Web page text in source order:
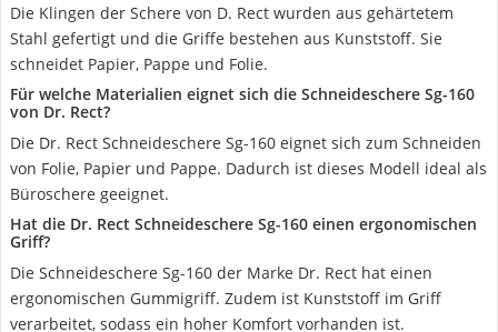
Die Klingen der Schere von D. Rect wurden aus gehärtetem
Stahl gefertigt und die Griffe bestehen aus Kunststoff. Sie
schneidet Papier, Pappe und Folie.
Für welche Materialien eignet sich die Schneideschere Sg-160
von Dr. Rect?
Die Dr. Rect Schneideschere Sg-160 eignet sich zum Schneiden
von Folie, Papier und Pappe. Dadurch ist dieses Modell ideal als
Büroschere geeignet.
Hat die Dr. Rect Schneideschere Sg-160 einen ergonomischen
Griff?
Die Schneideschere Sg-160 der Marke Dr. Rect hat einen
ergonomischen Gummigriff. Zudem ist Kunststoff im Griff
verarbeitet, sodass ein hoher Komfort vorhanden ist.